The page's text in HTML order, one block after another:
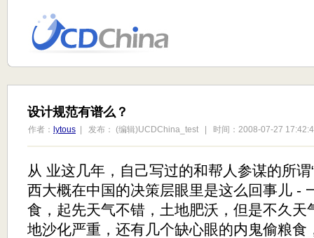
设计规范有谱么？
作者： lytous | 发布： (编辑)UCDChina_test | 时间：2008-07-27
从 业这几年，自己写过的和帮人参谋的所
西大概在中国的决策层眼里是这么回事儿 -
食，起先天气不错，土地肥沃，但是不久天
地沙化严重，还有几个缺心眼的内鬼偷粮食